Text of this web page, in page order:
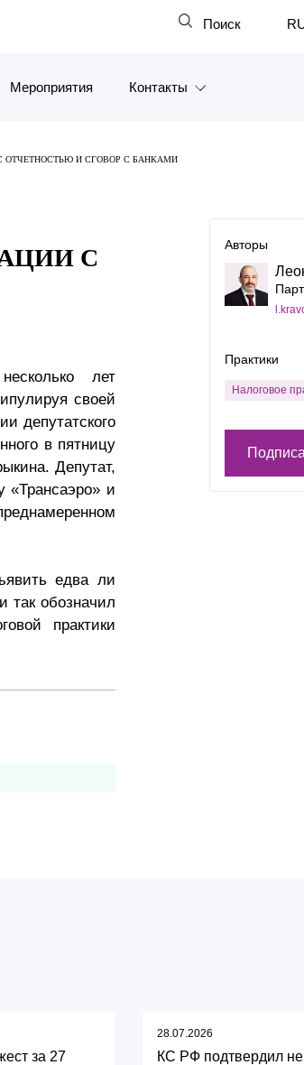
Поиск
Мероприятия Контакты
ОТЧЕТНОСТЬЮ И СГОВОР С БАНКАМИ
С
лет
своей
депутатского
в пятницу
Депутат,
«Трансаэро» и
едва ли
так обозначил
практики
Авторы
Практики
Налоговое
за 27
28.07.2026
КС РФ подтвердил